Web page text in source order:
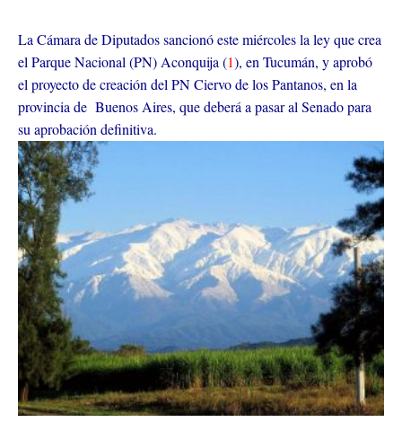
La Cámara de Diputados sancionó este miércoles la ley que crea
el Parque Nacional (PN) Aconquija (1), en Tucumán, y aprobó
el proyecto de creación del PN Ciervo de los Pantanos, en la
provincia de Buenos Aires, que deberá a pasar al Senado para
su aprobación definitiva.